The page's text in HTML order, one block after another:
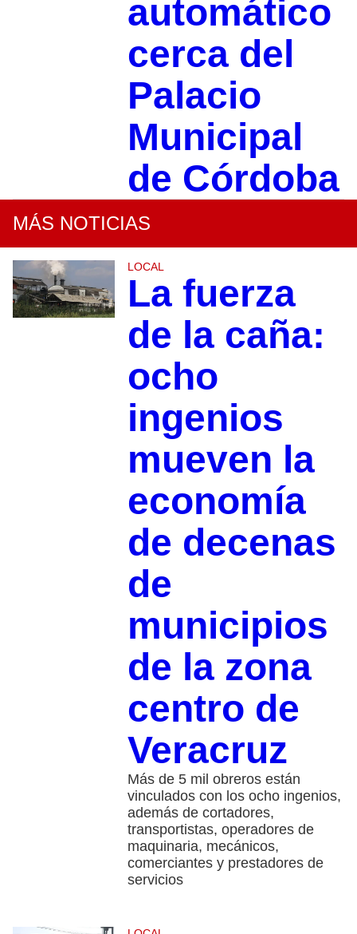
automático
cerca del
Palacio
Municipal
de Córdoba
MÁS NOTICIAS
LOCAL
La fuerza
de la caña:
ocho
ingenios
mueven la
economía
de decenas
de
municipios
de la zona
centro de
Veracruz
Más de 5 mil obreros están
vinculados con los ocho ingenios,
además de cortadores,
transportistas, operadores de
maquinaria, mecánicos,
comerciantes y prestadores de
servicios